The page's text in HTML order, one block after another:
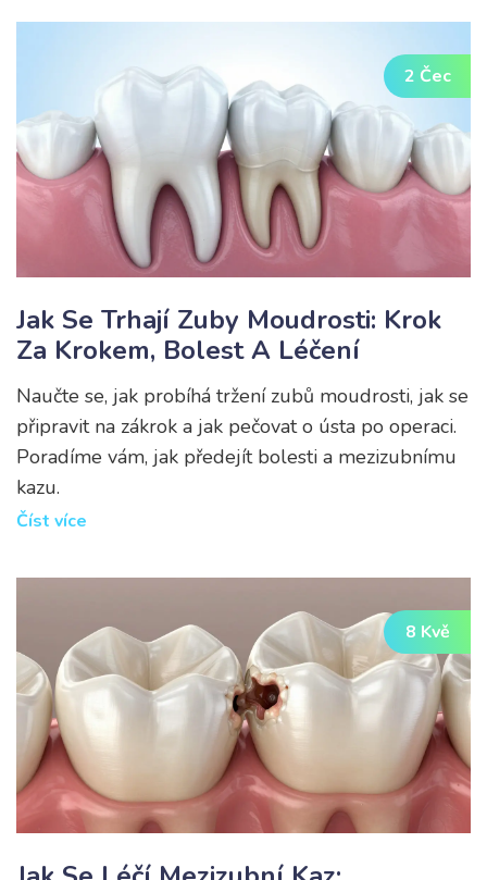
2 Čec
Jak Se Trhají Zuby Moudrosti: Krok
Za Krokem, Bolest A Léčení
Naučte se, jak probíhá tržení zubů moudrosti, jak se
připravit na zákrok a jak pečovat o ústa po operaci.
Poradíme vám, jak předejít bolesti a mezizubnímu
kazu.
Číst více
8 Kvě